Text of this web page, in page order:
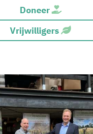
Doneer
Vrijwilligers